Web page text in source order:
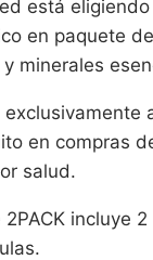
está
en paquete
minerales
en compras
salud.
2PACK incluye